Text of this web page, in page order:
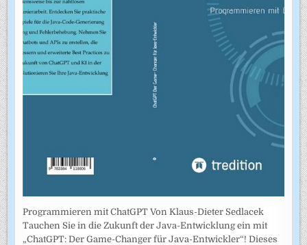
Programmieren mit ChatGPT Von Klaus-Dieter Sedlacek
Tauchen Sie in die Zukunft der Java-Entwicklung ein mit
„ChatGPT: Der Game-Changer für Java-Entwickler“! Dieses